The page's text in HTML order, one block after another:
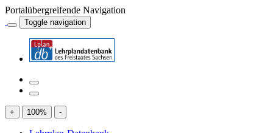
Portalübergreifende Navigation
Toggle navigation
+ 100% -